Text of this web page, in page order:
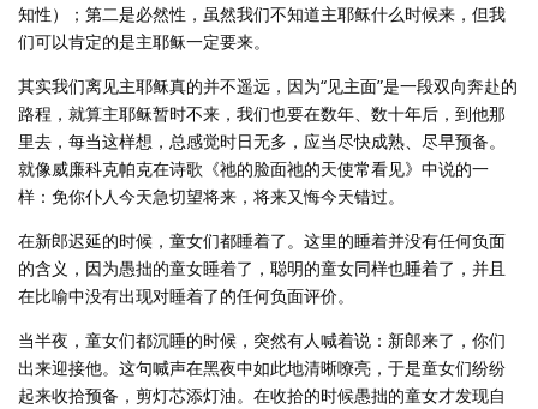
知性）；第二是必然性，虽然我们不知道主耶稣什么时候来，但我
们可以肯定的是主耶稣一定要来。
其实我们离见主耶稣真的并不遥远，因为“见主面”是一段双向奔赴的
路程，就算主耶稣暂时不来，我们也要在数年、数十年后，到他那
里去，每当这样想，总感觉时日无多，应当尽快成熟、尽早预备。
就像威廉科克帕克在诗歌《祂的脸面祂的天使常看见》中说的一
样：免你仆人今天急切望将来，将来又悔今天错过。
在新郎迟延的时候，童女们都睡着了。这里的睡着并没有任何负面
的含义，因为愚拙的童女睡着了，聪明的童女同样也睡着了，并且
在比喻中没有出现对睡着了的任何负面评价。
当半夜，童女们都沉睡的时候，突然有人喊着说：新郎来了，你们
出来迎接他。这句喊声在黑夜中如此地清晰嘹亮，于是童女们纷纷
起来收拾预备，剪灯芯添灯油。在收拾的时候愚拙的童女才发现自